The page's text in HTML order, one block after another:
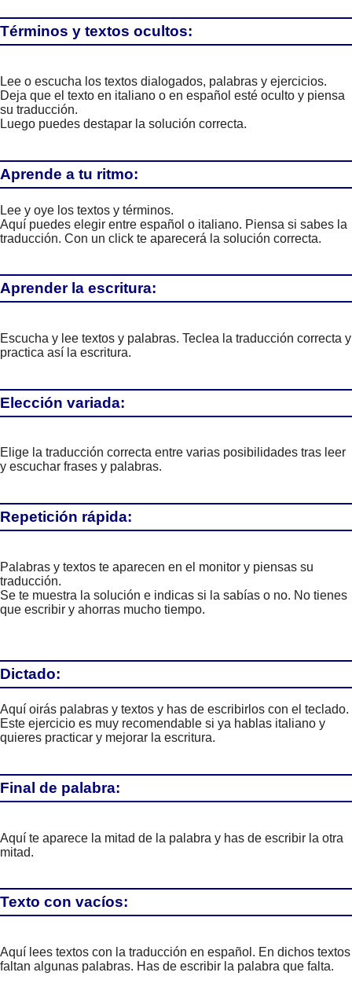
Términos y textos ocultos:
Lee o escucha los textos dialogados, palabras y ejercicios.
Deja que el texto en italiano o en español esté oculto y piensa
su traducción.
Luego puedes destapar la solución correcta.
Aprende a tu ritmo:
Lee y oye los textos y términos.
Aquí puedes elegir entre español o italiano. Piensa si sabes la
traducción. Con un click te aparecerá la solución correcta.
Aprender la escritura:
Escucha y lee textos y palabras. Teclea la traducción correcta y
practica así la escritura.
Elección variada:
Elige la traducción correcta entre varias posibilidades tras leer
y escuchar frases y palabras.
Repetición rápida:
Palabras y textos te aparecen en el monitor y piensas su
traducción.
Se te muestra la solución e indicas si la sabías o no. No tienes
que escribir y ahorras mucho tiempo.
Dictado:
Aquí oirás palabras y textos y has de escribirlos con el teclado.
Este ejercicio es muy recomendable si ya hablas italiano y
quieres practicar y mejorar la escritura.
Final de palabra:
Aquí te aparece la mitad de la palabra y has de escribir la otra
mitad.
Texto con vacíos:
Aquí lees textos con la traducción en español. En dichos textos
faltan algunas palabras. Has de escribir la palabra que falta.